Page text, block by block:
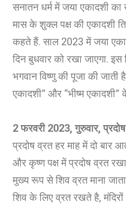
सनातन धर्म में जया एकादशी का
मास के शुक्ल पक्ष की एकादशी
कहते हैं. साल 2023 में जया
दिन बुधवार को रखा जाएगा.
भगवान विष्णु की पूजा की जाती
एकादशी” और “भीष्म एकादशी”
2 फरवरी 2023, गुरुवार,
प्रदोष व्रत हर माह में दो बार
और कृष्ण पक्ष में प्रदोष व्रत
मुख्य रूप से शिव व्रत माना
शिव के लिए व्रत रखते है,